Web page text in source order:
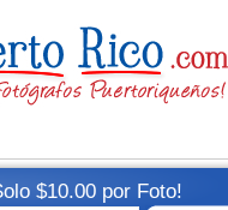
$10.00 por Foto!